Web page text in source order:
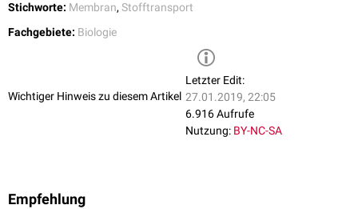
Stichworte: Membran, Stofftransport
Fachgebiete: Biologie
Wichtiger Hinweis zu diesem Artikel
Letzter Edit:
27.01.2019, 22:05
6.916 Aufrufe
Nutzung: BY-NC-SA
Empfehlung